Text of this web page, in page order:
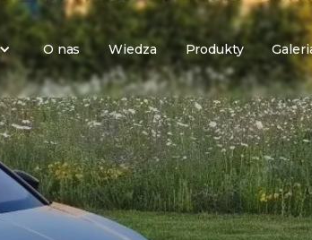
O nas Wiedza Produkty